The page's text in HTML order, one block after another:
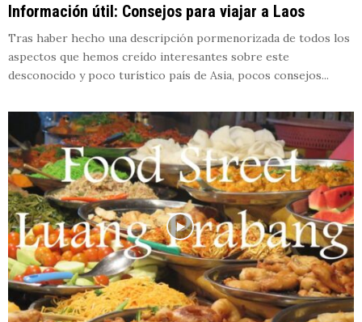
Información útil: Consejos para viajar a Laos
Tras haber hecho una descripción pormenorizada de todos los
aspectos que hemos creído interesantes sobre este
desconocido y poco turístico país de Asia, pocos consejos...